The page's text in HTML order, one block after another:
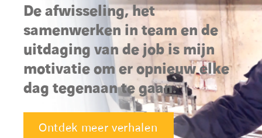
De afwisseling, het
samenwerken in team en de
uitdaging van de job is mijn
motivatie om er opnieuw elke
dag tegenaan te gaan.
Ontdek meer verhalen